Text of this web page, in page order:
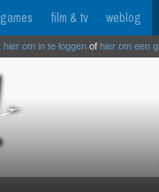
games film & tv weblog
hier om in te loggen of hier om een